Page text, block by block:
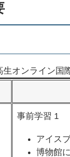
生オンライン国
事前学習 1
アイス
博物館